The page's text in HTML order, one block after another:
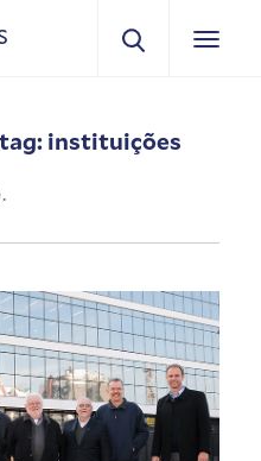
instituições